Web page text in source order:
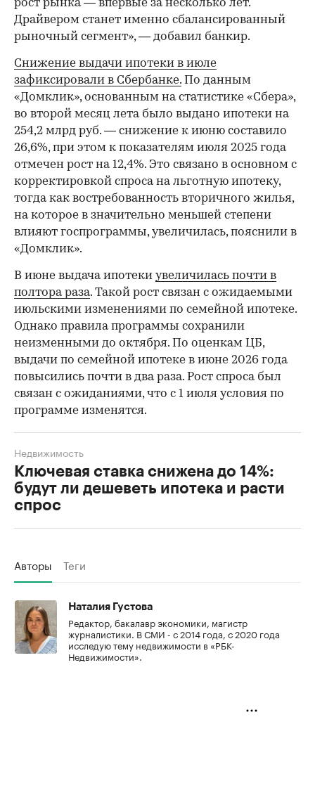
рост рынка — впервые за несколько лет.
Драйвером станет именно сбалансированный
рыночный сегмент», — добавил банкир.
Снижение выдачи ипотеки в июле
зафиксировали в Сбербанке. По данным
«Домклик», основанным на статистике «Сбера»,
во второй месяц лета было выдано ипотеки на
254,2 млрд руб. — снижение к июню составило
26,6%, при этом к показателям июля 2025 года
отмечен рост на 12,4%. Это связано в основном с
корректировкой спроса на льготную ипотеку,
тогда как востребованность вторичного жилья,
на которое в значительно меньшей степени
влияют госпрограммы, увеличилась, пояснили в
«Домклик».
В июне выдача ипотеки увеличилась почти в
полтора раза. Такой рост связан с ожидаемыми
июльскими изменениями по семейной ипотеке.
Однако правила программы сохранили
неизменными до октября. По оценкам ЦБ,
выдачи по семейной ипотеке в июне 2026 года
повысились почти в два раза. Рост спроса был
связан с ожиданиями, что с 1 июля условия по
программе изменятся.
Ключевая ставка снижена до 14%:
будут ли дешеветь ипотека и расти
спрос
Недвижимость
Авторы Теги
Наталия Густова
Редактор, бакалавр экономики, магистр
журналистики. В СМИ - с 2014 года, с 2020 года
исследую тему недвижимости в «РБК-
Недвижимости».